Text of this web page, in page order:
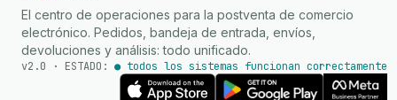
El centro de operaciones para la postventa de comercio
electrónico. Pedidos, bandeja de entrada, envíos,
devoluciones y análisis: todo unificado.
v2.0 · ESTADO:● todos los sistemas funcionan